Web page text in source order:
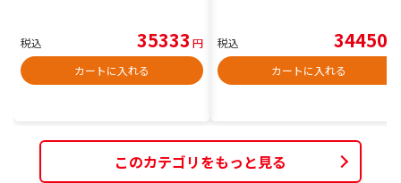
税込 35333 円
カートに入れる
税込 34450
カートに入れる
このカテゴリをもっと見る